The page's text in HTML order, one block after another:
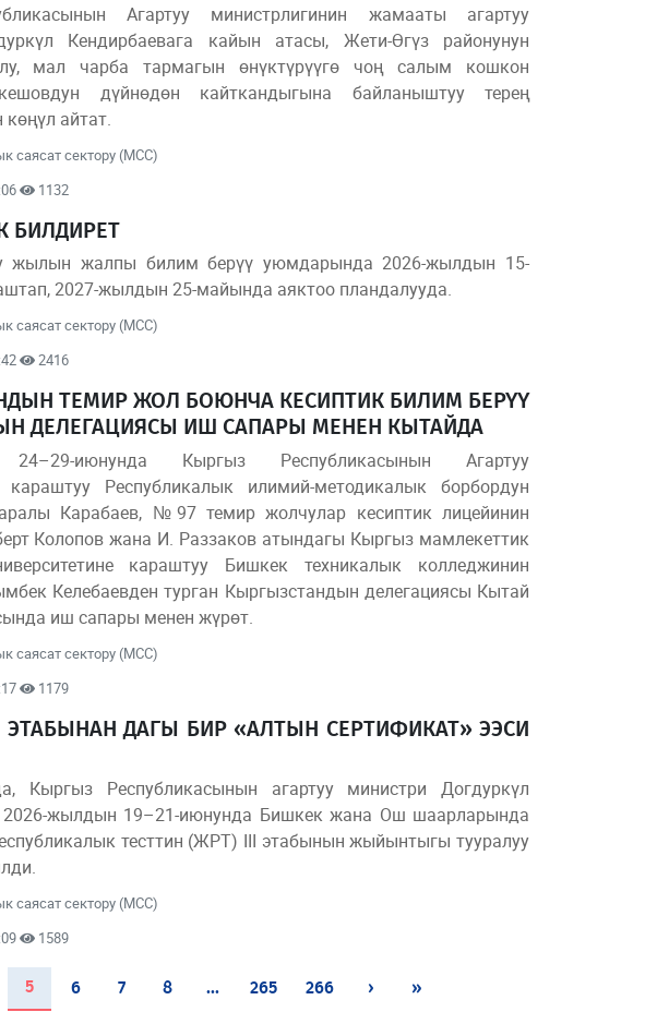
Агартуу министрлигинин жамааты агартуу
Кендирбаевага кайын атасы, Жети-Өгүз районунун
мал чарба тармагын өнүктүрүүгө чоң салым кошкон
дүйнөдөн кайткандыгына байланыштуу терең
айтат.
саясат сектору (МСС)
1132
БИЛДИРЕТ
жылын жалпы билим берүү уюмдарында 2026-жылдын 15-
2027-жылдын 25-майында аяктоо пландалууда.
саясат сектору (МСС)
2416
ТЕМИР ЖОЛ БОЮНЧА КЕСИПТИК БИЛИМ БЕРҮҮ
ДЕЛЕГАЦИЯСЫ ИШ САПАРЫ МЕНЕН КЫТАЙДА
24–29-июнунда Кыргыз Республикасынын Агартуу
караштуу Республикалык илимий-методикалык борбордун
Карабаев, №97 темир жолчулар кесиптик лицейинин
Колопов жана И. Раззаков атындагы Кыргыз мамлекеттик
караштуу Бишкек техникалык колледжинин
Келебаевден турган Кыргызстандын делегациясы Кытай
иш сапары менен жүрөт.
саясат сектору (МСС)
1179
ЭТАБЫНАН ДАГЫ БИР «АЛТЫН СЕРТИФИКАТ» ЭЭСИ
Кыргыз Республикасынын агартуу министри Догдуркүл
2026-жылдын 19–21-июнунда Бишкек жана Ош шаарларында
тесттин (ЖРТ) III этабынын жыйынтыгы тууралуу
саясат сектору (МСС)
1589
5(current)
6 7 8 ... 265 266 › »